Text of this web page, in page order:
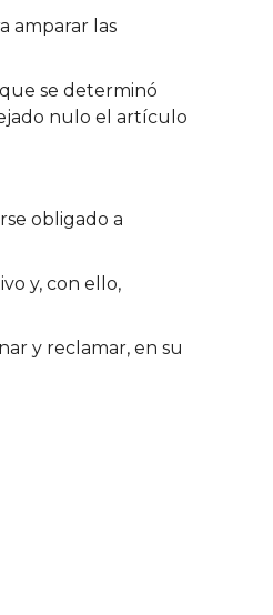
amparar las
se determinó
nulo el artículo
obligado a
y, con ello,
y reclamar, en su